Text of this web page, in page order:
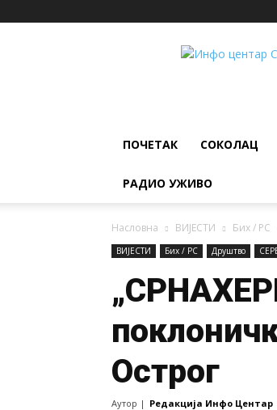
ПОЧЕТАК СОКОЛАЦ
РАДИО УЖИВО
Насловна ВИЈЕСТИ Бих / РС
ВИЈЕСТИ Бих / РС Друштво
Острог
Аутор | Редакција Инфо Центар